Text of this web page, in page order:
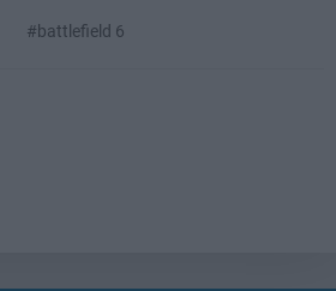
#battlefield 6